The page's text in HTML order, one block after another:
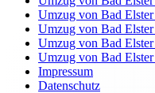
Umzug von Bad
Umzug von Bad
Umzug von Bad
Umzug von Bad Elster
Impressum
Datenschutz